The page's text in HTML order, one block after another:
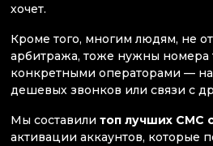
хочет.
Кроме того, многим людям, не
арбитража, тоже нужны номера
конкретными операторами —
дешевых звонков или связи с
Мы составили топ лучших СМС
активации аккаунтов, которые